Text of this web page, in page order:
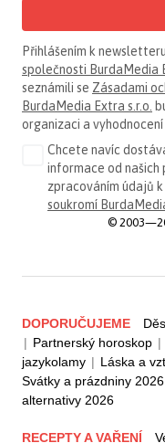
Přihlášením k
společnosti BurdaMedia
seznámili se Zásadami
BurdaMedia Extra s.r.o.
organizaci a
Chcete navíc
informace od našich
zpracováním údajů
soukromí
©
DOPORUČUJEME
| Partnerský horoskop |
jazykolamy | Láska a
Svátky a prázdniny 2026
alternativy 2026
RECEPTY A VAŘENÍ